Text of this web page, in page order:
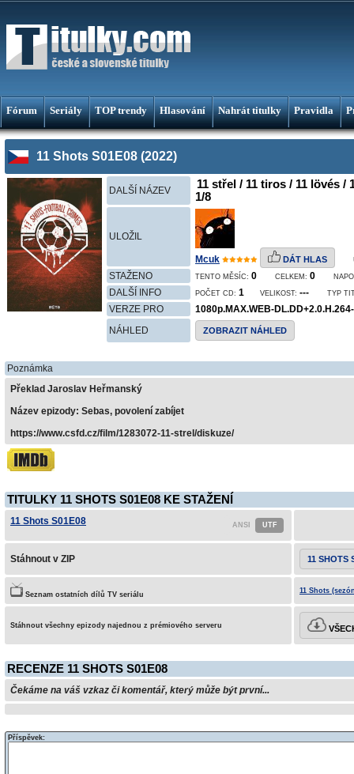
Fórum Seriály TOP trendy Hlasování Nahrát titulky Pravidla
11 Shots S01E08 (2022)
DALŠÍ NÁZEV
11 střel / 11 tiros / 11 lövés /
1/8
ULOŽIL
Mcuk DÁT HLAS
STAŽENO TENTO MĚSÍC: 0 CELKEM: 0
DALŠÍ INFO POČET CD: 1 VELIKOST: --- TYP
VERZE PRO
1080p.MAX.WEB-
NÁHLED
ZOBRAZIT NÁHLED
Poznámka
Překlad Jaroslav Heřmanský
Název epizody: Sebas, povolení zabíjet
https://www.csfd.cz/film/1283072-11-strel/diskuze/
TITULKY 11 SHOTS S01E08 KE STAŽENÍ
11 Shots S01E08
Stáhnout v ZIP 11 SHOTS
Seznam ostatních dílů TV seriálu 11 Shots
Stáhnout všechny epizody najednou z prémiového serveru
RECENZE 11 SHOTS S01E08
Čekáme na váš vzkaz či komentář, který může být první...
Příspěvek: